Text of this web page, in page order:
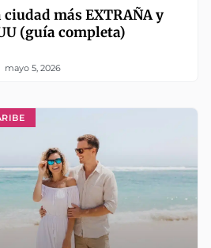
más EXTRAÑA y
(guía completa)
mayo 5, 2026